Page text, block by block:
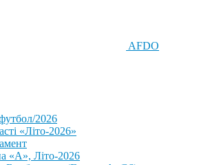
AFDO
2026
«Літо-2026»
«А», Літо-2026